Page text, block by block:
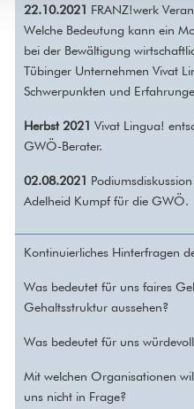
22.10.2021 FRANZ!werk
Welche Bedeutung kann ein
bei der Bewältigung
Tübinger Unternehmen Vivat
Schwerpunkten und
Herbst 2021 Vivat Lingua!
GWÖ-Berater.
02.08.2021
Adelheid Kumpf für die GWÖ.
Kontinuierliches Hinterfragen
Was bedeutet für uns faires
Gehaltsstruktur aussehen?
Was bedeutet für uns
Mit welchen Organisationen
uns nicht in Frage?